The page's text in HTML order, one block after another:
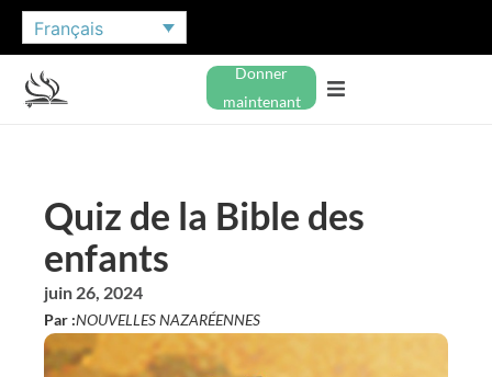
Français
Donner
maintenant
Quiz de la Bible des
enfants
juin 26, 2024
Par :NOUVELLES NAZARÉENNES